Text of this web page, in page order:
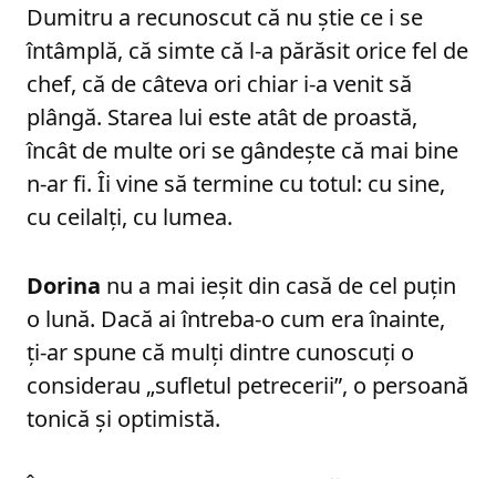
Dumitru a recunoscut că nu știe ce i se
întâmplă, că simte că l-a părăsit orice fel de
chef, că de câteva ori chiar i-a venit să
plângă. Starea lui este atât de proastă,
încât de multe ori se gândește că mai bine
n-ar fi. Îi vine să termine cu totul: cu sine,
cu ceilalți, cu lumea.
Dorina nu a mai ieșit din casă de cel puțin
o lună. Dacă ai întreba-o cum era înainte,
ți-ar spune că mulți dintre cunoscuți o
considerau „sufletul petrecerii”, o persoană
tonică și optimistă.